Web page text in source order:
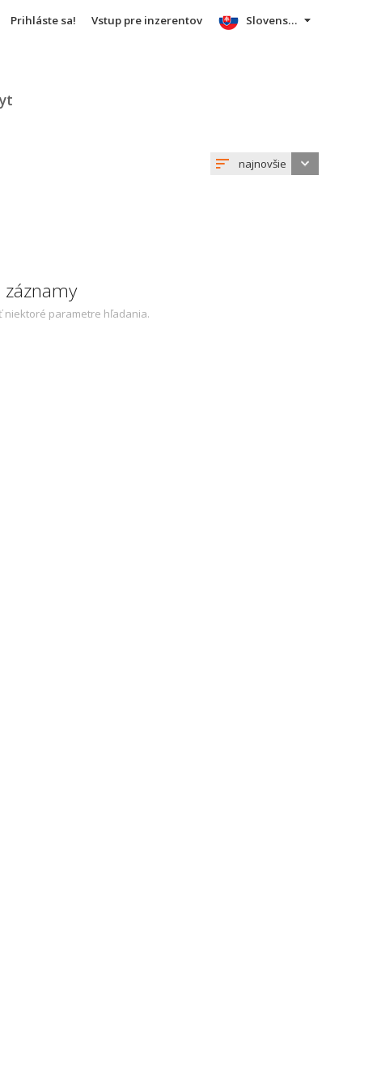
Prihláste sa! Vstup pre inzerentov Slovensky
najnovšie
niektoré parametre hľadania.